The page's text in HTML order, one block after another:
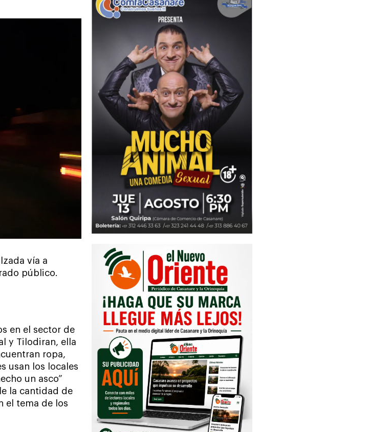
vía a
público.
en el sector de
y Tilodiran, ella
ropa,
usan los locales
un asco”
la cantidad de
el tema de los